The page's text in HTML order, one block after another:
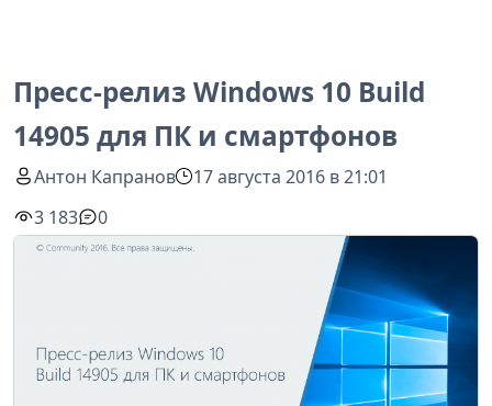
Пресс-релиз Windows 10 Build
14905 для ПК и смартфонов
Антон Капранов
17 августа 2016 в 21:01
3 183
0